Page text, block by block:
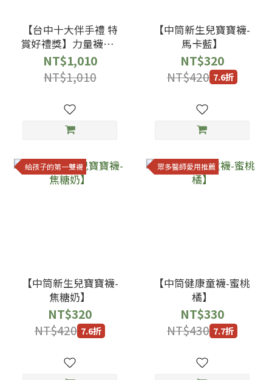
【台中十大伴手禮 特
賞好禮獎】力量襪+鐵
靴阿山繪本禮物盒(厚
底)-米白
NT$1,010
NT$1,010
【中筒新生兒寶寶襪-
馬卡藍】
NT$320
NT$420 7.6折
給孩子的第一雙襪
【中筒新生兒寶寶襪-
焦糖奶】
NT$320
NT$420 7.6折
眾多醫師愛用推薦
【中筒健康童襪-蜜桃
橘】
NT$330
NT$430 7.7折